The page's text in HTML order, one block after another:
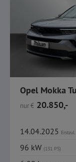
nur€ 20.850,-
14.04.2025 Erstzul.
96 kW (131 PS)